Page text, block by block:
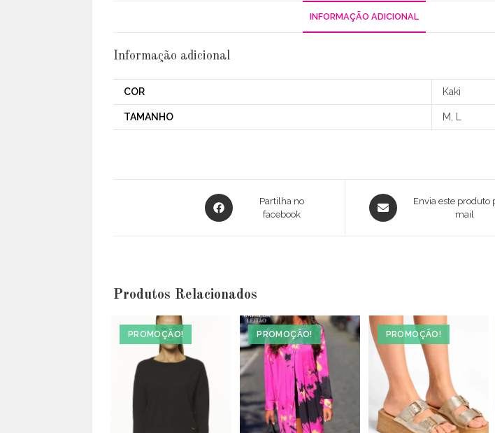
INFORMAÇÃO ADICIONAL
Informação adicional
COR Kaki
TAMANHO M, L
Opens
in
Partilha no
facebook
Opens
in
Envia este produto
mail
Produtos Relacionados
PROMOÇÃO! PROMOÇÃO! PROMOÇÃO!